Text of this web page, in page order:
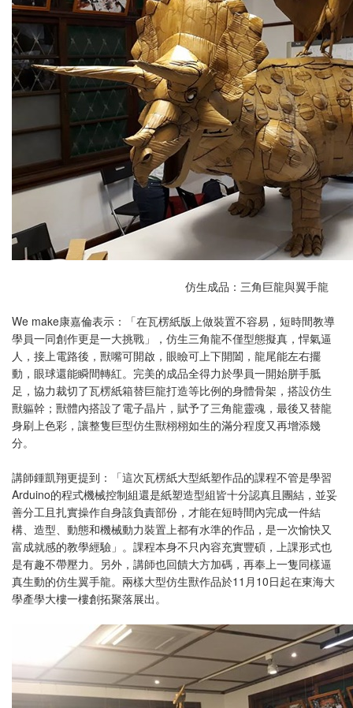
仿生成品：三角巨龍與翼手龍
We make康嘉倫表示：「在瓦楞紙版上做裝置不容易，短時間教導
學員一同創作更是一大挑戰」，仿生三角龍不僅型態擬真，悍氣逼
人，接上電路後，獸嘴可開啟，眼瞼可上下開闔，龍尾能左右擺
動，眼球還能瞬間轉紅。完美的成品全得力於學員一開始胼手胝
足，協力裁切了瓦楞紙箱替巨龍打造等比例的身體骨架，搭設仿生
獸軀幹；獸體內搭設了電子晶片，賦予了三角龍靈魂，最後又替龍
身刷上色彩，讓整隻巨型仿生獸栩栩如生的滿分程度又再增添幾
分。
講師鍾凱翔更提到：「這次瓦楞紙大型紙塑作品的課程不管是學習
Arduino的程式機械控制組還是紙塑造型組皆十分認真且團結，並妥
善分工且扎實操作自身該負責部份，才能在短時間內完成一件結
構、造型、動態和機械動力裝置上都有水準的作品，是一次愉快又
富成就感的教學經驗」。課程本身不只內容充實豐碩，上課形式也
是有趣不帶壓力。另外，講師也回饋大方加碼，再奉上一隻同樣逼
真生動的仿生翼手龍。兩樣大型仿生獸作品於11月10日起在東海大
學產學大樓一樓創拓聚落展出。